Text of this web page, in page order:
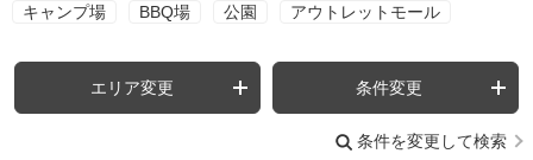
キャンプ場 BBQ場 公園 アウトレットモール
エリア変更 条件変更
条件を変更して検索